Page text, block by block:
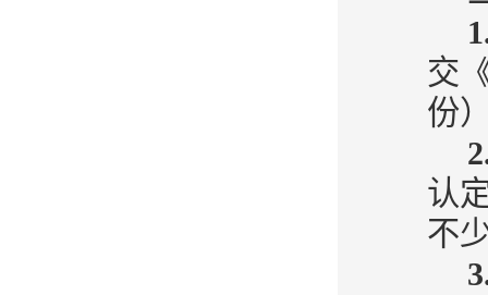
交
份
认
不